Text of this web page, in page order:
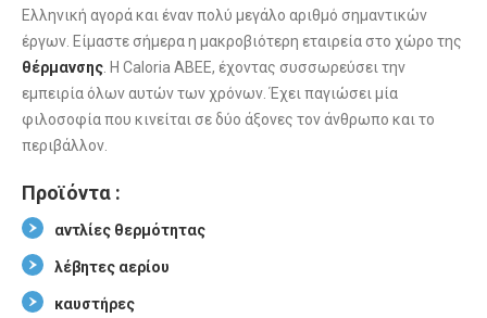
Ελληνική αγορά και έναν πολύ μεγάλο αριθμό σημαντικών
έργων. Είμαστε σήμερα η μακροβιότερη εταιρεία στο χώρο της
θέρμανσης. Η Caloria ABEE, έχοντας συσσωρεύσει την
εμπειρία όλων αυτών των χρόνων. Έχει παγιώσει μία
φιλοσοφία που κινείται σε δύο άξονες τον άνθρωπο και το
περιβάλλον.
Προϊόντα :
αντλίες θερμότητας
λέβητες αερίου
καυστήρες